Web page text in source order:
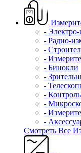
-
- Радио-
-
-
- Бинокли
-
-
-
-
-
-
Смотреть Все